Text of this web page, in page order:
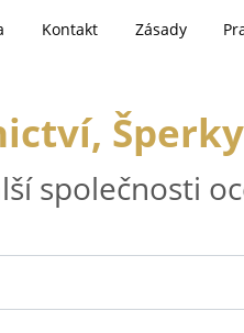
Kontakt Zásady
společnosti